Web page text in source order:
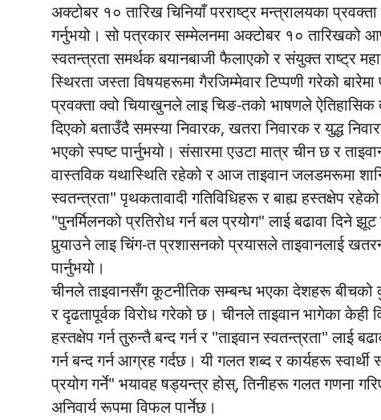
अक्टोबर १० तारिख चिनियाँ परराष्ट्र मन्त्रालयका
गर्नुभयो। सो पत्रकार सम्मेलनमा अक्टोबर १० तारिखको
स्वतन्त्रता समर्थक बयानबाजी फैलाएको र संयुक्त राष्ट्र
स्थिरता जस्ता विषयहरूमा गैरजिम्मेवार टिप्पणी गरेको
प्रवक्ता क्वो चियाखुनले लाइ चिङ-तको भाषणले ऐतिहासिक
दिएको बताउँदै समस्या निवारक, खतरा निवारक र युद्ध
भएको स्पष्ट पार्नुभयो। संसारमा एउटा मात्र चीन छ र
वास्तविक यथास्थिति रहेको र आज ताइवान जलडमरूमा
स्वतन्त्रता" पृथकतावादी गतिविधिहरू र बाह्य हस्तक्षेप
"पुनर्मिलनको प्रतिरोध गर्न बल प्रयोग" लाई बढावा दिने
पुर्‍याउने लाइ चिंग-त प्रशासनको प्रयासले ताइवानलाई
पार्नुभयो।
चीनले ताइवानसँग कूटनीतिक सम्बन्ध भएका देशहरू
र दृढतापूर्वक विरोध गरेको छ। चीनले ताइवान भागेका केही
हस्तक्षेप गर्न तुरुन्तै बन्द गर्न र "ताइवान स्वतन्त्रता" लाई
गर्न बन्द गर्न आग्रह गर्दछ। यी गलत शब्द र कार्यहरू स्वार्थी
प्रयोग गर्ने" भयावह षड्यन्त्र होस्, तिनीहरू गलत गणना
अनिवार्य रूपमा विफल पार्नेछ।